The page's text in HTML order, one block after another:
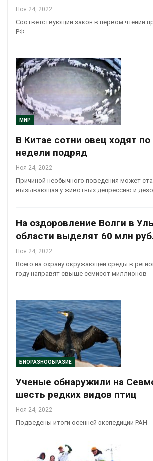
Ноя 24, 2022
Соответствующий закон в первом чтении
РФ
МИР
В Китае сотни овец ходят по
недели подряд
Ноя 24, 2022
Причиной необычного поведения может
вызывающая у животных депрессию и
На оздоровление Волги в
области выделят 60 млн
Ноя 24, 2022
Всего на охрану окружающей среды в
году направят свыше семисот миллионов
БИОРАЗНООБРАЗИЕ
Ученые обнаружили на
шесть редких видов птиц
Ноя 24, 2022
Подведены итоги осенней экспедиции РАН